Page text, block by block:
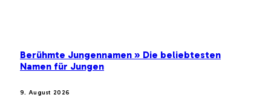
Berühmte Jungennamen » Die beliebtesten
Namen für Jungen
9. August 2026